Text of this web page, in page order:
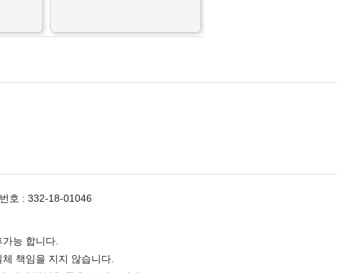
호 : 332-18-01046
능 합니다.
책임을 지지 않습니다.